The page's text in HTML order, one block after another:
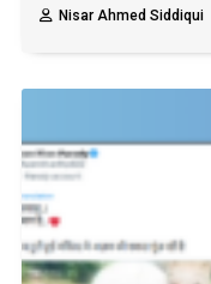
Nisar Ahmed Siddiqui